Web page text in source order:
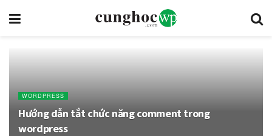
WORDPRESS
Hướng dẫn tắt chức năng comment trong
wordpress